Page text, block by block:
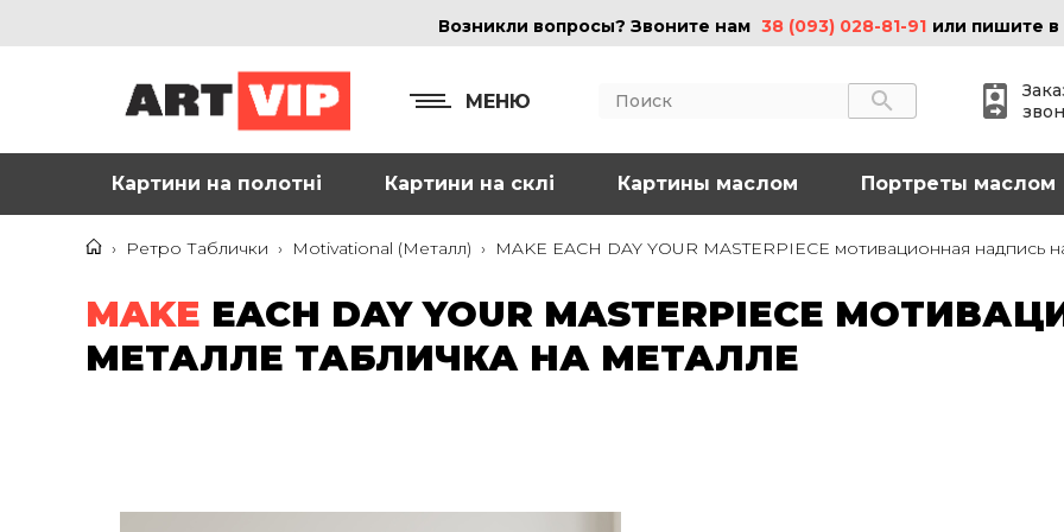
Возникли вопросы? Звоните нам 38 (093) 028-81-91 или пишите в
МЕНЮ
Картини на полотні Картини на склі Картины маслом Портреты маслом
› Ретро Таблички › Motivational (Металл) › MAKE EACH DAY YOUR MASTERPIECE мотивационная надпись
MAKE EACH DAY YOUR MASTERPIECE
МЕТАЛЛЕ ТАБЛИЧКА НА МЕТАЛЛЕ
КОНТАКТЫ
+38 (093) 028-81-91
info@art-vip.com.ua
м. Спортивная
ИНФОРМАЦИЯ
Картины на холсте
Картины на стекле